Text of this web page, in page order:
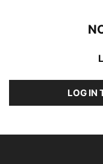
LOG IN